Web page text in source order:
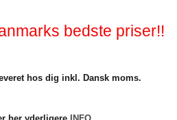
bedste priser!!
hos dig inkl. Dansk moms.